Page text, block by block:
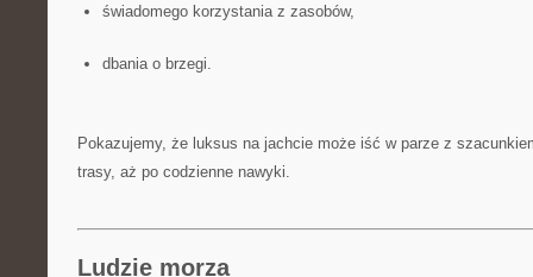
świadomego korzystania z zasobów,
dbania o brzegi.
Pokazujemy, że luksus na jachcie może iść w parze z
trasy, aż po codzienne nawyki.
Ludzie morza